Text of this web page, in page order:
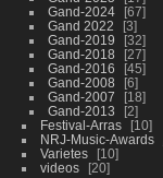
Gand-2024
67
Gand 2022
3
Gand-2019
32
Gand-2018
27
Gand-2016
45
Gand-2008
6
Gand-2007
18
Gand-2013
2
Festival-Arras
10
NRJ-Music-Awards
Varietes
10
videos
20